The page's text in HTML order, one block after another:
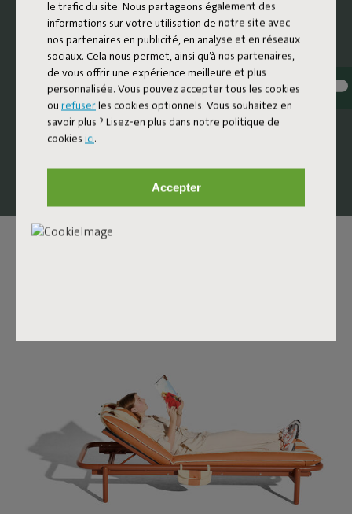
le trafic du site. Nous partageons également des
informations sur votre utilisation de notre site avec
nos partenaires en publicité, en analyse et en réseaux
sociaux. Cela nous permet, ainsi qu’à nos partenaires,
de vous offrir une expérience meilleure et plus
personnalisée. Vous pouvez accepter tous les cookies
ou refuserles cookies optionnels. Vous souhaitez en
savoir plus ? Lisez-en plus dans notre politique de
cookies ici.
Accepter
Le Sunbun est un lit lounge où le design nostalgique
rencontre le confort contemporain. Son design fait
subtilement référence aux formes arrondies et douces
des bains de soleil des années 1970 et 80, réinventées avec
des matériaux de haute qualité et des détails
soigneusement pensés. Le résultat est un lit lounge
design généreux et ultra confortable, qui invite à
s’allonger, à se détendre et à ralentir un peu le rythme de
la journée.